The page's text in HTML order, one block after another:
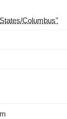
Columbus"